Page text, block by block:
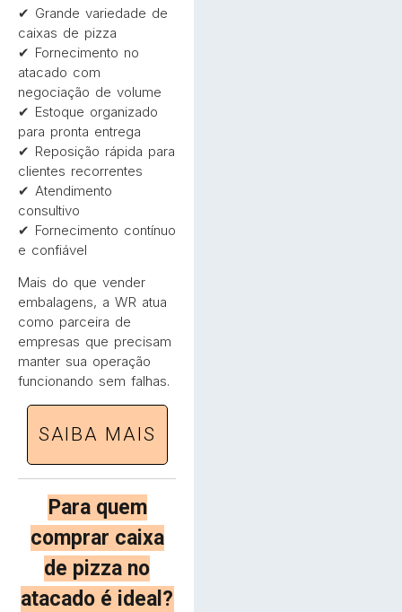
✔ Grande variedade de
caixas de pizza
✔ Fornecimento no
atacado com
negociação de volume
✔ Estoque organizado
para pronta entrega
✔ Reposição rápida para
clientes recorrentes
✔ Atendimento
consultivo
✔ Fornecimento contínuo
e confiável
Mais do que vender
embalagens, a WR atua
como parceira de
empresas que precisam
manter sua operação
funcionando sem falhas.
SAIBA MAIS
Para quem
comprar caixa
de pizza no
atacado é ideal?